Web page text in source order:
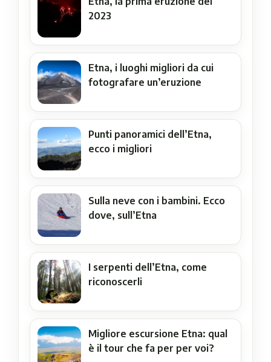
2023
Etna, i luoghi migliori da cui
fotografare un’eruzione
Punti panoramici dell’Etna,
ecco i migliori
Sulla neve con i bambini. Ecco
dove, sull’Etna
I serpenti dell’Etna, come
riconoscerli
Migliore escursione Etna: qual
è il tour che fa per per voi?